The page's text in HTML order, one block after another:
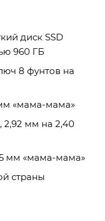
диск SSD
960 ГБ
8 фунтов на
«мама-мама»
2,92 мм на 2,40
мм «мама-мама»
страны